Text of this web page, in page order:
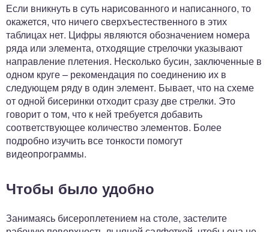
Если вникнуть в суть нарисованного и написанного, то
окажется, что ничего сверхъестественного в этих
таблицах нет. Цифры являются обозначением номера
ряда или элемента, отходящие стрелочки указывают
направление плетения. Несколько бусин, заключенные в
одном круге – рекомендация по соединению их в
следующем ряду в один элемент. Бывает, что на схеме
от одной бисеринки отходит сразу две стрелки. Это
говорит о том, что к ней требуется добавить
соответствующее количество элементов. Более
подробно изучить все тонкости помогут
видеопрограммы.
Чтобы было удобно
Занимаясь бисероплетением на столе, застелите